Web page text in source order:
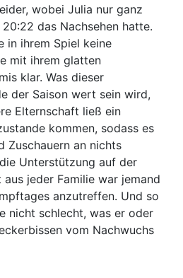
wobei Julia nur ganz
das Nachsehen hatte.
in ihrem Spiel keine
mit ihrem glatten
klar. Was dieser
der Saison wert sein wird,
Elternschaft ließ ein
kommen, sodass es
Zuschauern an nichts
Unterstützung auf der
jeder Familie war jemand
anzutreffen. Und so
nicht schlecht, was er oder
vom Nachwuchs